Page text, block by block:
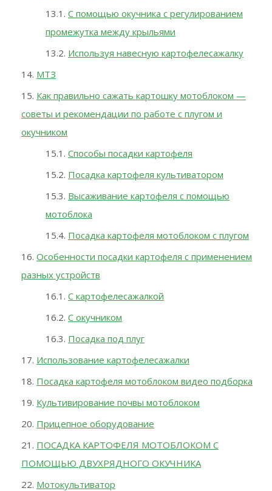
С помощью окучника с регулированием
промежутка между крыльями
Используя навесную картофелесажалку
МТЗ
Как правильно сажать картошку мотоблоком —
советы и рекомендации по работе с плугом и
окучником
Способы посадки картофеля
Посадка картофеля культиватором
Высаживание картофеля с помощью
мотоблока
Посадка картофеля мотоблоком с плугом
Особенности посадки картофеля с применением
разных устройств
С картофелесажалкой
С окучником
Посадка под плуг
Использование картофелесажалки
Посадка картофеля мотоблоком видео подборка
Культивирование почвы мотоблоком
Прицепное оборудование
ПОСАДКА КАРТОФЕЛЯ МОТОБЛОКОМ С
ПОМОЩЬЮ ДВУХРЯДНОГО ОКУЧНИКА
Мотокультиватор